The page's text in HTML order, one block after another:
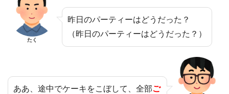
たく
昨日のパーティーはどうだった？
（昨日のパーティーはどうだった？）
ああ、途中でケーキをこぼして、全部ご